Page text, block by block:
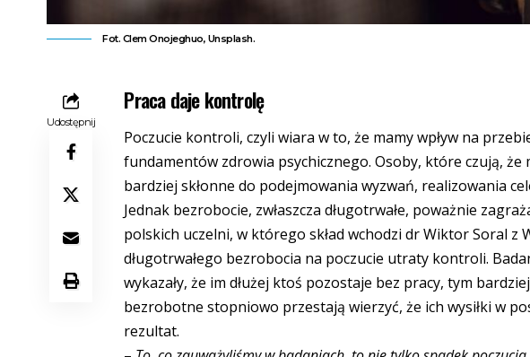
Fot. Clem Onojeghuo, Unsplash.
Udostępnij
Praca daje kontrolę
Poczucie kontroli, czyli wiara w to, że mamy wpływ na
fundamentów zdrowia psychicznego. Osoby, które czują, że
bardziej skłonne do podejmowania wyzwań, realizowania
Jednak bezrobocie, zwłaszcza długotrwałe, poważnie
polskich uczelni, w którego skład wchodzi dr Wiktor Soral z
długotrwałego bezrobocia na poczucie utraty kontroli.
wykazały, że im dłużej ktoś pozostaje bez pracy, tym
bezrobotne stopniowo przestają wierzyć, że ich wysiłki w
rezultat.